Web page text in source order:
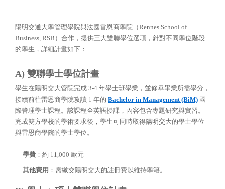
陽明交通大學管理學院與法國雷恩商學院（Rennes School of
Business, RSB）合作，提供三大雙聯學位選項，針對不同學位階段
的學生，詳細計畫如下：
A) 雙聯學士學位計畫
學生在陽明交大管院完成 3-4 年學士班學業，並修畢畢業所需學分，
接續前往雷恩商學院攻讀 1 年的 Bachelor in Management (BiM) 國
際管理學士課程。該課程全英語授課，內容包含專題研究與實習。
完成雙方學校的學術要求後，學生可同時取得陽明交大的學士學位
與雷恩商學院的學士學位。
學費 ：約 11,000 歐元
其他費用 ：需繳交陽明交大的註冊費以維持學籍。